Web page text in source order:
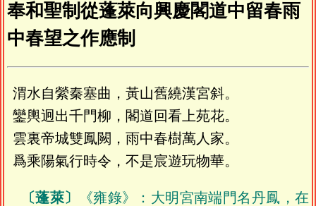
奉和聖制從蓬萊向興慶閣道中留春雨
中春望之作應制
渭水自縈秦塞曲，黃山舊繞漢宮斜。
鑾輿迥出千門柳，閣道回看上苑花。
雲裏帝城雙鳳闕，雨中春樹萬人家。
爲乘陽氣行時令，不是宸遊玩物華。
〔蓬萊〕
《雍錄》：大明宮南端門名丹鳳，在